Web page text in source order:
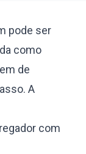
pode ser
como
de
A
com